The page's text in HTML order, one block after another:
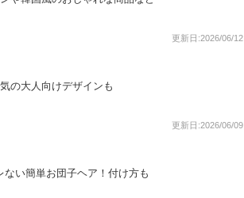
更新日:2026/06/12
の大人向けデザインも
更新日:2026/06/09
い簡単お団子ヘア！付け方も